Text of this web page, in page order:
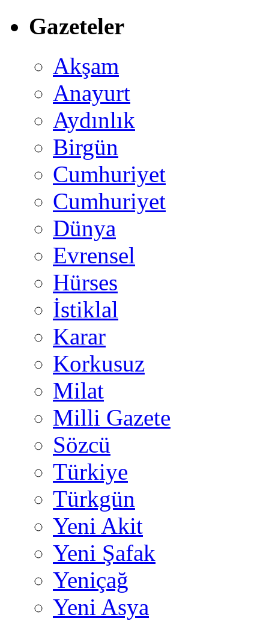
Gazeteler
Akşam
Anayurt
Aydınlık
Birgün
Cumhuriyet
Cumhuriyet
Dünya
Evrensel
Hürses
İstiklal
Karar
Korkusuz
Milat
Milli Gazete
Sözcü
Türkiye
Türkgün
Yeni Akit
Yeni Şafak
Yeniçağ
Yeni Asya